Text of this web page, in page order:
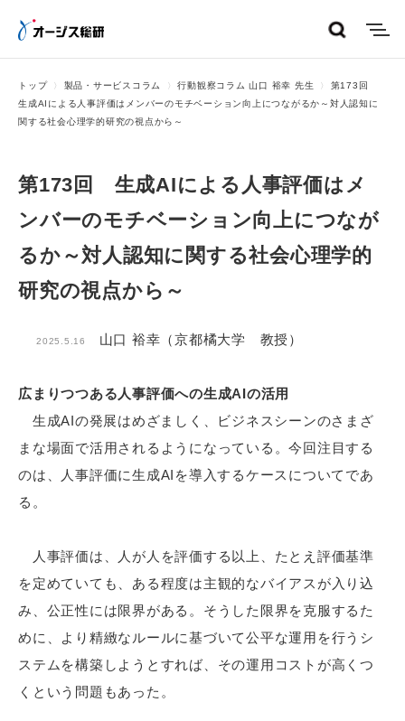
トップ 製品・サービスコラム 行動観察コラム 山口 裕幸 先生
第173回
生成AIによる人事評価はメンバーのモチベーション向上につながるか～対人認知に
関する社会心理学的研究の視点から～
第173回 生成AIによる人事評価はメ
ンバーのモチベーション向上につなが
るか～対人認知に関する社会心理学的
研究の視点から～
2025.5.16 山口 裕幸（京都橘大学 教授）
広まりつつある人事評価への生成AIの活用
生成AIの発展はめざましく、ビジネスシーンのさまざ
まな場面で活用されるようになっている。今回注目する
のは、人事評価に生成AIを導入するケースについてであ
る。
人事評価は、人が人を評価する以上、たとえ評価基準
を定めていても、ある程度は主観的なバイアスが入り込
み、公正性には限界がある。そうした限界を克服するた
めに、より精緻なルールに基づいて公平な運用を行うシ
ステムを構築しようとすれば、その運用コストが高くつ
くという問題もあった。